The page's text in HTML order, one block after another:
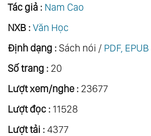
Tác giả : Nam Cao
NXB : Văn Học
Định dạng : Sách nói / PDF, EPUB
Số trang : 20
Lượt xem/nghe : 23677
Lượt đọc : 11528
Lượt tải : 4377